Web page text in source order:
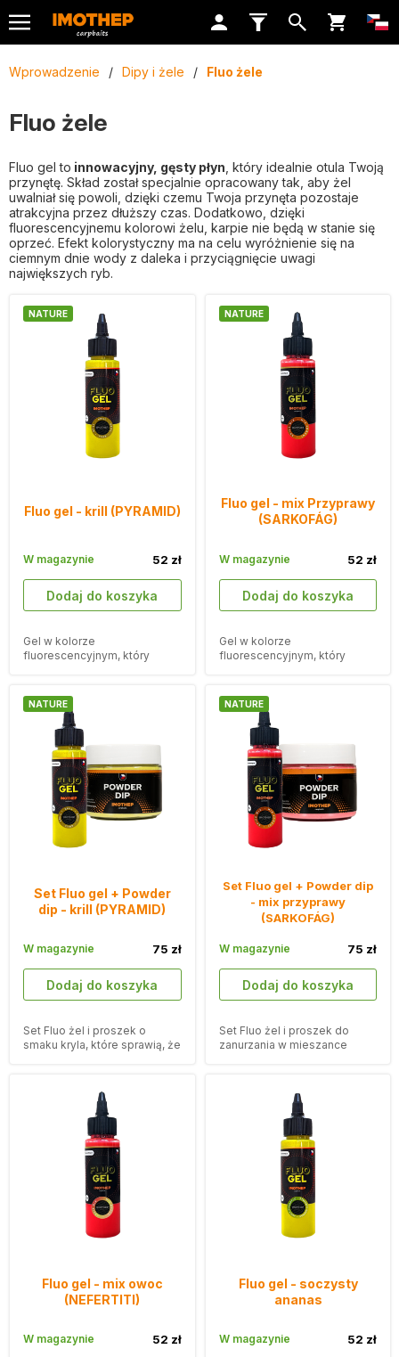
Wprowadzenie / Dipy i żele / Fluo żele
Fluo żele
Fluo gel to innowacyjny, gęsty płyn , który idealnie otula Twoją
przynętę. Skład został specjalnie opracowany tak, aby żel
uwalniał się powoli, dzięki czemu Twoja przynęta pozostaje
atrakcyjna przez dłuższy czas. Dodatkowo, dzięki
fluorescencyjnemu kolorowi żelu, karpie nie będą w stanie się
oprzeć. Efekt kolorystyczny ma na celu wyróżnienie się na
ciemnym dnie wody z daleka i przyciągnięcie uwagi
największych ryb.
Fluo gel - krill (PYRAMID)
NATURE
Dodaj do koszyka
52 zł
W magazynie
Gel w kolorze
fluorescencyjnym, który
Fluo gel - mix Przyprawy
(SARKOFÁG)
NATURE
Dodaj do koszyka
52 zł
W magazynie
Gel w kolorze
fluorescencyjnym, który
Set Fluo gel + Powder
dip - krill (PYRAMID)
NATURE
Dodaj do koszyka
75 zł
W magazynie
Set Fluo żel i proszek o
smaku kryla, które sprawią, że
Set Fluo gel + Powder dip
- mix przyprawy
(SARKOFÁG)
NATURE
Dodaj do koszyka
75 zł
W magazynie
Set Fluo żel i proszek do
zanurzania w mieszance
Fluo gel - mix owoc
(NEFERTITI)
52 zł
W magazynie
Fluo gel - soczysty
ananas
52 zł
W magazynie